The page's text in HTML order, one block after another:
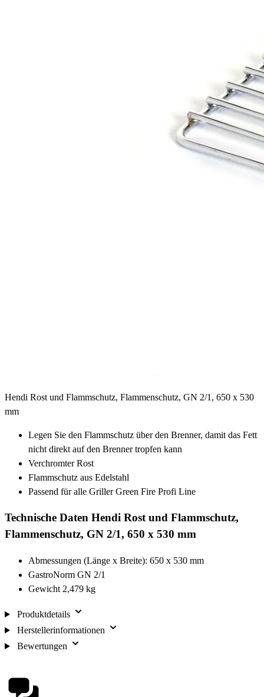
Hendi Rost und Flammschutz, Flammenschutz, GN 2/1, 650 x 530
mm
Legen Sie den Flammschutz über den Brenner, damit das Fett
nicht direkt auf den Brenner tropfen kann
Verchromter Rost
Flammschutz aus Edelstahl
Passend für alle Griller Green Fire Profi Line
Technische Daten Hendi Rost und Flammschutz,
Flammenschutz, GN 2/1, 650 x 530 mm
Abmessungen (Länge x Breite): 650 x 530 mm
GastroNorm GN 2/1
Gewicht 2,479 kg
Produktdetails
Herstellerinformationen
Bewertungen